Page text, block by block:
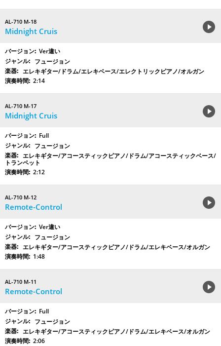
AL-710 M-18
Midnight Cruis
Ver違い
フュージョン
エレキギター/ドラム/エレキベース/エレクトリックピアノ/オルガン
2:14
AL-710 M-17
Midnight Cruis
Full
フュージョン
エレキギター/アコースティックピアノ/ドラム/アコースティックベース/
トランペット
2:12
AL-710 M-12
Remote-Control
Ver違い
フュージョン
エレキギター/アコースティックピアノ/ドラム/エレキベース/オルガン
1:48
AL-710 M-11
Remote-Control
Full
フュージョン
エレキギター/アコースティックピアノ/ドラム/エレキベース/オルガン
2:06